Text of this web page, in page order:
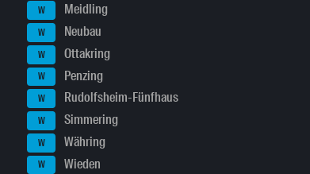
W Meidling
W Neubau
W Ottakring
W Penzing
W Rudolfsheim-Fünfhaus
W Simmering
W Währing
W Wieden